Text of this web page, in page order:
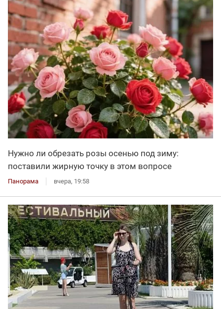
Нужно ли обрезать розы осенью под зиму:
поставили жирную точку в этом вопросе
Панорама вчера, 19:58